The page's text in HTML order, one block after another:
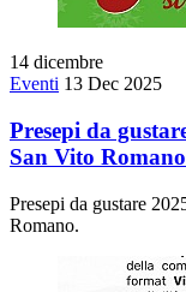
14 dicembre
Eventi 13 Dec 2025
Presepi da
San Vito
Presepi da gustare
Romano.